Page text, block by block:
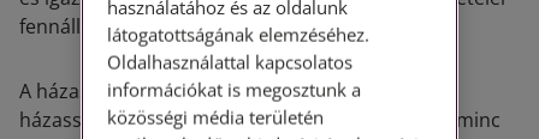
fennállnak.
A házasságkötést az anyakönyvvezető csak a
házasságkötési szándék bejelentését követő harminc
használatához és az oldalunk
látogatottságának elemzéséhez.
Oldalhasználattal kapcsolatos
információkat is megosztunk a
közösségi média területén